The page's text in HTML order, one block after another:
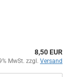
8,50 EUR
MwSt. zzgl. Versand